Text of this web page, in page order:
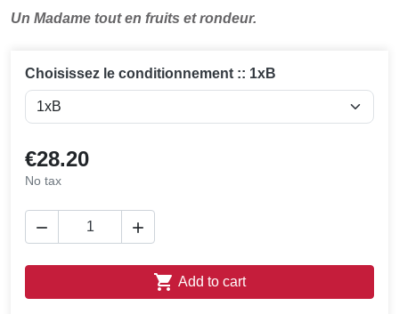
Un Madame tout en fruits et rondeur.
Choisissez le conditionnement :: 1xB
€28.20
No tax
 
 Add to cart